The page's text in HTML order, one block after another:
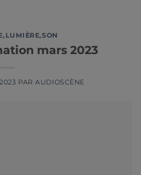
,LUMIÈRE,SON
mars 2023
PARAUDIOSCÈNE